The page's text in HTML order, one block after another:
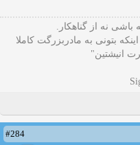
نه از گناهکار.
بتونی به مادربزرگت کاملا
انیشتین"
#284